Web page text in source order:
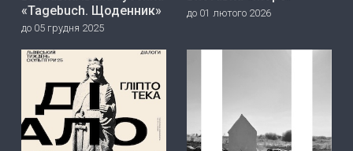
«Tagebuch. Щоденник»
до 05 грудня 2025
до 01 лютого 2026